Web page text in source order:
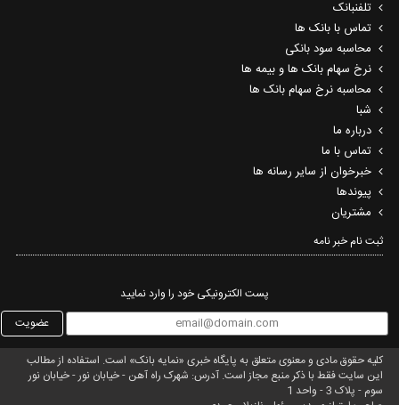
تلفنبانک
تماس با بانک ها
محاسبه سود بانکی
نرخ سهام بانک ها و بیمه ها
محاسبه نرخ سهام بانک ها
شبا
درباره ما
تماس با ما
خبرخوان از سایر رسانه ها
پیوندها
مشتریان
ثبت نام خبر نامه‌
پست الکترونیکی خود را وارد نمایید
عضویت
کلیه حقوق مادی و معنوی متعلق به پایگاه خبری «نمایه بانک» است. استفاده از مطالب
این سایت فقط با ذکر منبع مجاز است. آدرس: شهرک راه آهن - خیابان نور - خیابان نور
سوم - پلاک 3 - واحد 1